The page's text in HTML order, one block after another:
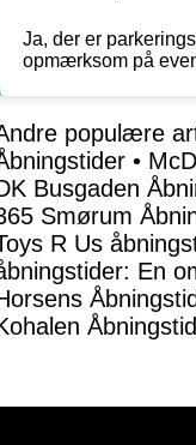
Ja, der er
opmærksom på
populære
•
Busgaden
Smørum
R Us
En